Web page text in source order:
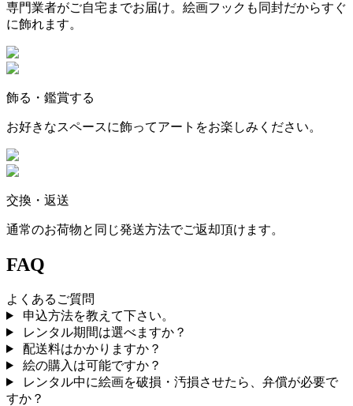
専門業者がご自宅までお届け。絵画フックも同封だからすぐ
に飾れます。
飾る・鑑賞する
お好きなスペースに飾ってアートをお楽しみください。
交換・返送
通常のお荷物と同じ発送方法でご返却頂けます。
FAQ
よくあるご質問
申込方法を教えて下さい。
レンタル期間は選べますか？
配送料はかかりますか？
絵の購入は可能ですか？
レンタル中に絵画を破損・汚損させたら、弁償が必要で
すか？